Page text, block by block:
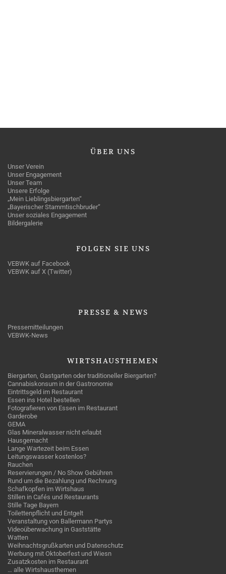
ÜBER UNS
Unser Verein
Unser Engagement
Unser Team
Unsere Erfolge
„Mein Lieblingsbiergarten“
„Bayerischer Stammtischbruder“
Unser soziales Engagement
Bildergalerie
FOLGEN SIE UNS
VEBWK auf Facebook
VEBWK auf X (Twitter)
PRESSE & NEWS
Pressemitteilungen
VEBWK-News
WIRTSHAUSTHEMEN
Biergarten, Gastgarten oder traditioneller Biergarten?
Cannabiskonsum in der Gastronomie
Eintrittsgeld im Restaurant
Essen ins Hotel bestellen
Fotografieren von Essen im Restaurant
Garderobe
GEMA
Glas Mineralwasser nicht erlaubt
Hausgemacht
Lange Wartezeit beim Essen
Leitungswasser kostenlos?
Rauchen
Reservierungen / No Show Gebühren
Rund um die Bezahlung und Rechnung
Schafkopfen im Wirtshaus
Stillen in Cafés und Restaurants
Stille Tage Bayern
Toilettenpflicht und Entgelt
Veranstaltung von Ballermann Partys
Videoüberwachung in Gaststätte
Watten
Weihnachtsgrußkarten und Datenschutz
Werbung mit Oktoberfest und Wiesn
Zusatzkosten im Restaurant
… alle Wirtshausthemen